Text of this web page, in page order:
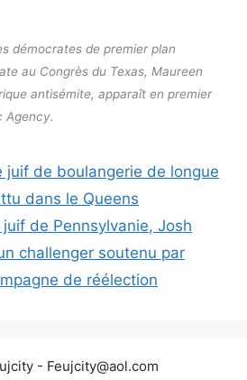
démocrates de premier plan
au Congrès du Texas, Maureen
antisémite, apparaît en premier
Agency.
juif de boulangerie de longue
dans le Queens
de Pennsylvanie, Josh
challenger soutenu par
de réélection
- Feujcity@aol.com